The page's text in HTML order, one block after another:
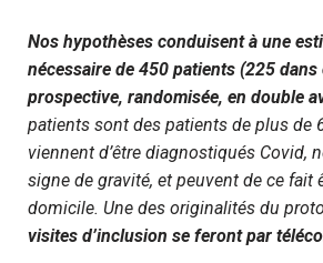
Nos hypothèses conduisent à une
nécessaire de 450 patients (225
prospective, randomisée, en double
patients sont des patients de plus de
viennent d’être diagnostiqués Covid,
signe de gravité, et peuvent de ce fait
domicile. Une des originalités du
visites d’inclusion se feront par